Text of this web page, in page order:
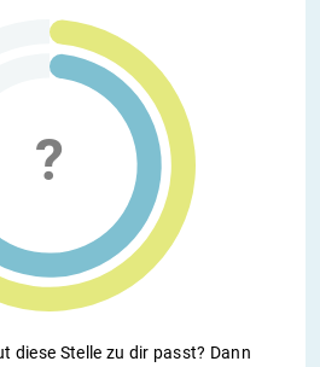
diese Stelle zu dir passt? Dann